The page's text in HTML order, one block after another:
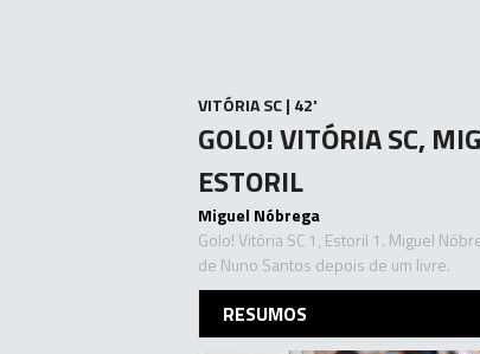
VITÓRIA SC | 42'
GOLO! VITÓRIA SC,
ESTORIL
Miguel Nóbrega
Golo! Vitória SC 1, Estoril 1. Miguel
de Nuno Santos depois de um livre.
RESUMOS